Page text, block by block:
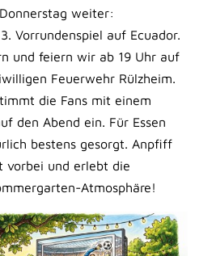
weiter:
Vorrundenspiel auf Ecuador.
und feiern wir ab 19 Uhr auf
Feuerwehr Rülzheim.
die Fans mit einem
den Abend ein. Für Essen
bestens gesorgt. Anpfiff
vorbei und erlebt die
Atmosphäre!